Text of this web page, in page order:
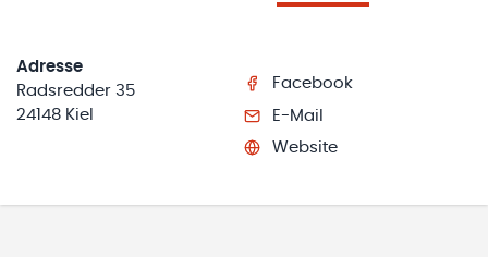
Adresse
Radsredder 35
24148 Kiel
Facebook
E-Mail
Website